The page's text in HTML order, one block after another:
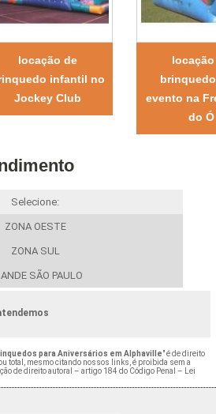
locação de
infantil no
Jockey Club
evento na
do Ó
Selecione:
ZONA OESTE
ZONA SUL
SÃO PAULO
para Aniversários em Alphaville" é de direito
total, mesmo citando nossos links, é proibida sem a
de direito autoral – artigo 184 do Código Penal –
Lei